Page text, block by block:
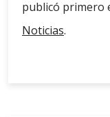
publicó primero
Noticias.